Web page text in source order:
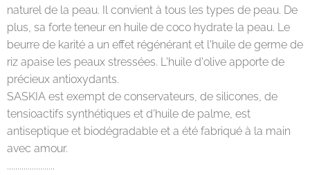
naturel de la peau. Il convient à tous les types de peau. De
plus, sa forte teneur en huile de coco hydrate la peau. Le
beurre de karité a un effet régénérant et l'huile de germe de
riz apaise les peaux stressées. L'huile d'olive apporte de
précieux antioxydants.
SASKIA est exempt de conservateurs, de silicones, de
tensioactifs synthétiques et d'huile de palme, est
antiseptique et biodégradable et a été fabriqué à la main
avec amour.
.......................